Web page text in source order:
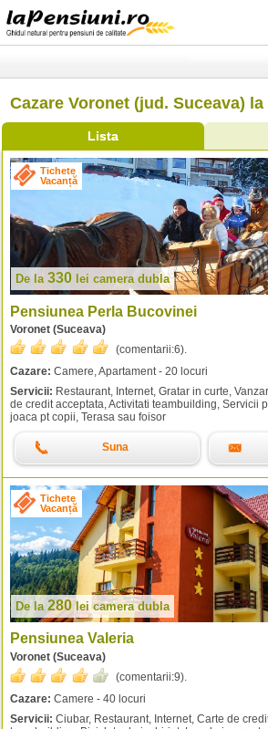
Cazare Voronet (jud. Suceava)
Lista
Tichete
Vacanță
De la 330 lei camera dubla
Pensiunea Perla Bucovinei
Voronet (Suceava)
(comentarii:6).
Cazare: Camere, Apartament - 20 locuri
Servicii: Restaurant, Internet, Gratar in curte,
de credit acceptata, Activitati teambuilding, Servicii
joaca pt copii, Terasa sau foisor
Suna
Tichete
Vacanță
De la 280 lei camera dubla
Pensiunea Valeria
Voronet (Suceava)
(comentarii:9).
Cazare: Camere - 40 locuri
Servicii: Ciubar, Restaurant, Internet, Carte de